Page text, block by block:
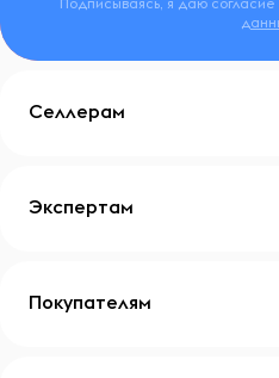
Селлерам
Экспертам
Покупателям